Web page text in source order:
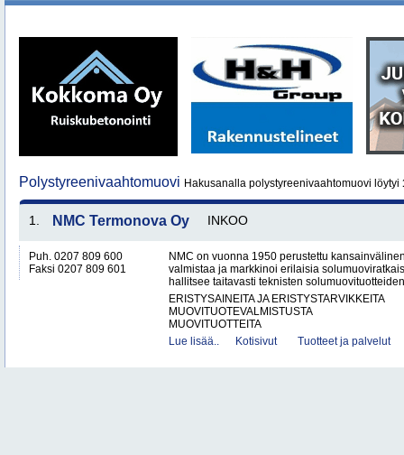
Polystyreenivaahtomuovi Hakusanalla polystyreenivaahtomuovi löytyi
1. NMC Termonova Oy INKOO
Puh. 0207 809 600
Faksi 0207 809 601
NMC on vuonna 1950 perustettu
valmistaa ja markkinoi erilaisia
hallitsee taitavasti teknisten
ERISTYSAINEITA JA ERISTYSTARVIKKEITA
MUOVITUOTEVALMISTUSTA
MUOVITUOTTEITA
Lue lisää..
Kotisivut Tuotteet ja palvelut